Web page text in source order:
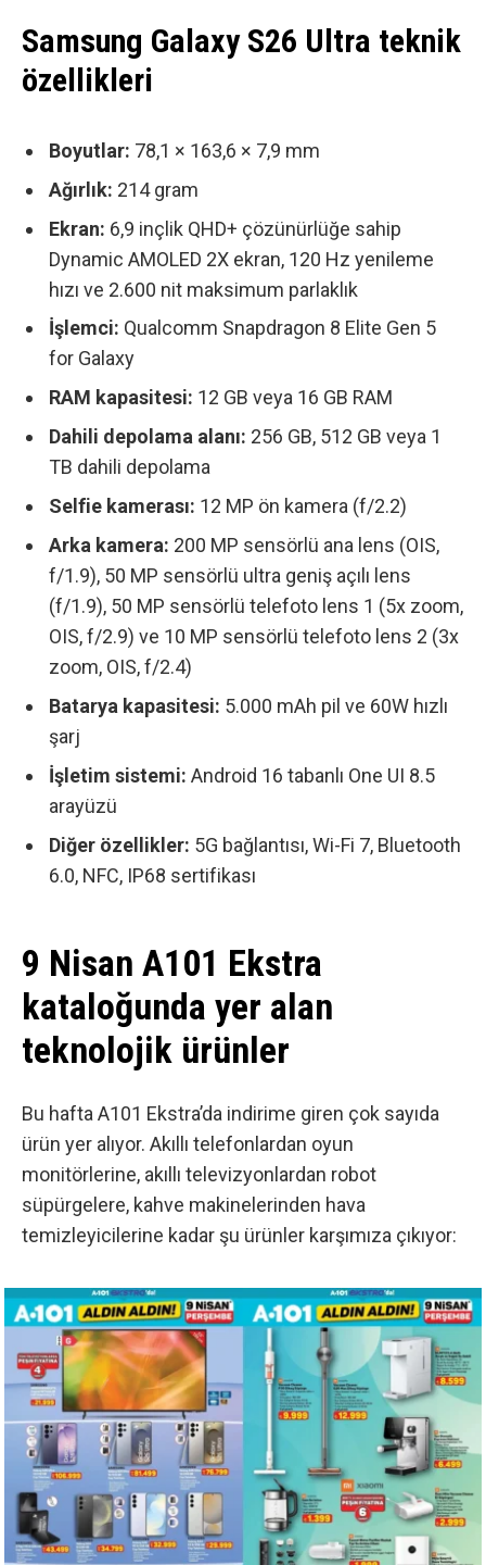
Samsung Galaxy S26 Ultra teknik
özellikleri
Boyutlar: 78,1 × 163,6 × 7,9 mm
Ağırlık: 214 gram
Ekran: 6,9 inçlik QHD+ çözünürlüğe sahip
Dynamic AMOLED 2X ekran, 120 Hz yenileme
hızı ve 2.600 nit maksimum parlaklık
İşlemci: Qualcomm Snapdragon 8 Elite Gen 5
for Galaxy
RAM kapasitesi: 12 GB veya 16 GB RAM
Dahili depolama alanı: 256 GB, 512 GB veya 1
TB dahili depolama
Selfie kamerası: 12 MP ön kamera (f/2.2)
Arka kamera: 200 MP sensörlü ana lens (OIS,
f/1.9), 50 MP sensörlü ultra geniş açılı lens
(f/1.9), 50 MP sensörlü telefoto lens 1 (5x zoom,
OIS, f/2.9) ve 10 MP sensörlü telefoto lens 2 (3x
zoom, OIS, f/2.4)
Batarya kapasitesi: 5.000 mAh pil ve 60W hızlı
şarj
İşletim sistemi: Android 16 tabanlı One UI 8.5
arayüzü
Diğer özellikler: 5G bağlantısı, Wi-Fi 7, Bluetooth
6.0, NFC, IP68 sertifikası
9 Nisan A101 Ekstra
kataloğunda yer alan
teknolojik ürünler
Bu hafta A101 Ekstra’da indirime giren çok sayıda
ürün yer alıyor. Akıllı telefonlardan oyun
monitörlerine, akıllı televizyonlardan robot
süpürgelere, kahve makinelerinden hava
temizleyicilerine kadar şu ürünler karşımıza çıkıyor: